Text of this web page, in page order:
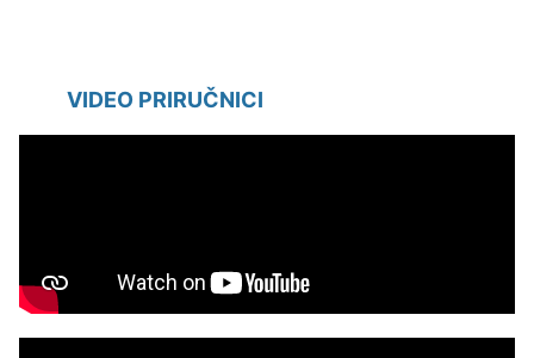
VIDEO PRIRUČNICI